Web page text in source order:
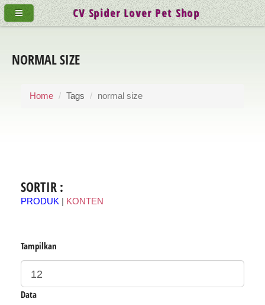
NORMAL SIZE
Home Tags normal size
SORTIR :
PRODUK KONTEN
Tampilkan
Data
CV Spider Lover Pet Shop